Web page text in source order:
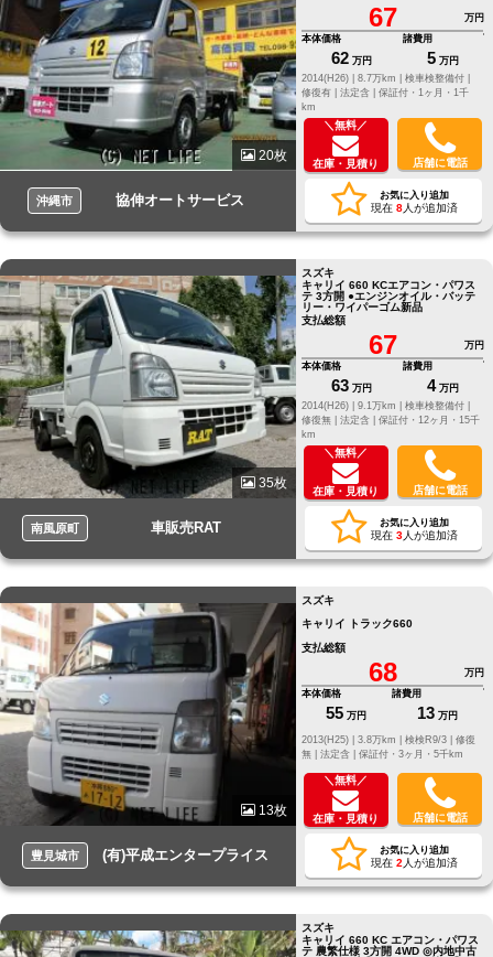
20枚
沖縄市 協伸オートサービス
67
万円
本体価格
62 万円
諸費用
5 万円
2014(H26) |
8.7万km |
検車検整備付 |
修復有 | 法定含 | 保証付・1ヶ月・1千
km
＼無料／
在庫・見積り 店舗に電話
お気に入り追加
現在 8人が追加済
35枚
南風原町 車販売RAT
スズキ
キャリイ 660 KCエアコン・パワス
テ 3方開 ●エンジンオイル・バッテ
リー・ワイパーゴム新品
支払総額
67
万円
本体価格
63 万円
諸費用
4 万円
2014(H26) |
9.1万km |
検車検整備付 |
修復無 | 法定含 | 保証付・12ヶ月・15千
km
＼無料／
在庫・見積り 店舗に電話
お気に入り追加
現在 3人が追加済
13枚
豊見城市 (有)平成エンタープライス
スズキ
キャリイ トラック660
支払総額
68
万円
本体価格
55 万円
諸費用
13 万円
修復
無 | 法定含 | 保証付・3ヶ月・5千km
＼無料／
在庫・見積り 店舗に電話
お気に入り追加
現在 2 人が追加済
スズキ
キャリイ 660 KC エアコン・パワス
テ 農繁仕様 3方開 4WD ◎内地中古